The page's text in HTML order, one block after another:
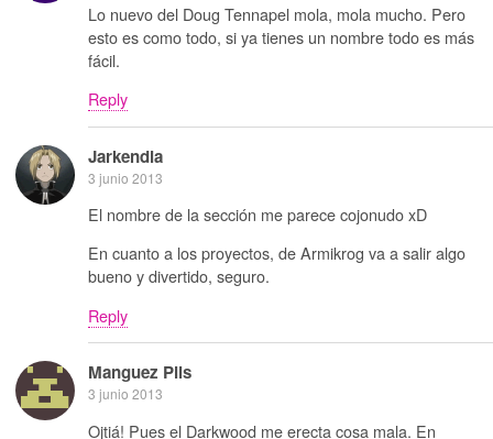
Lo nuevo del Doug Tennapel mola, mola mucho. Pero
esto es como todo, si ya tienes un nombre todo es más
fácil.
Reply
Jarkendia
3 junio 2013
El nombre de la sección me parece cojonudo xD
En cuanto a los proyectos, de Armikrog va a salir algo
bueno y divertido, seguro.
Reply
Manguez Plis
3 junio 2013
Ojtiá! Pues el Darkwood me erecta cosa mala. En